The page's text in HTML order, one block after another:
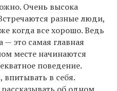
Очень высока
разные люди,
когда все хорошо. Ведь
это самая главная
месте начинаются
поведение.
в себя.